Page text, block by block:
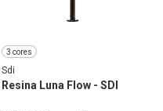
3 cores
Sdi
Resina Luna Flow - SDI